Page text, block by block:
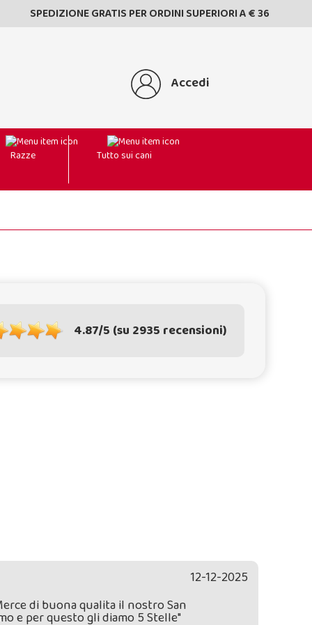
SPEDIZIONE GRATIS PER ORDINI SUPERIORI A € 36
Accedi
Razze Tutto sui cani
4.87/5 (su 2935 recensioni)
12-12-2025
di buona qualita il nostro San
e per questo gli diamo 5 Stelle"